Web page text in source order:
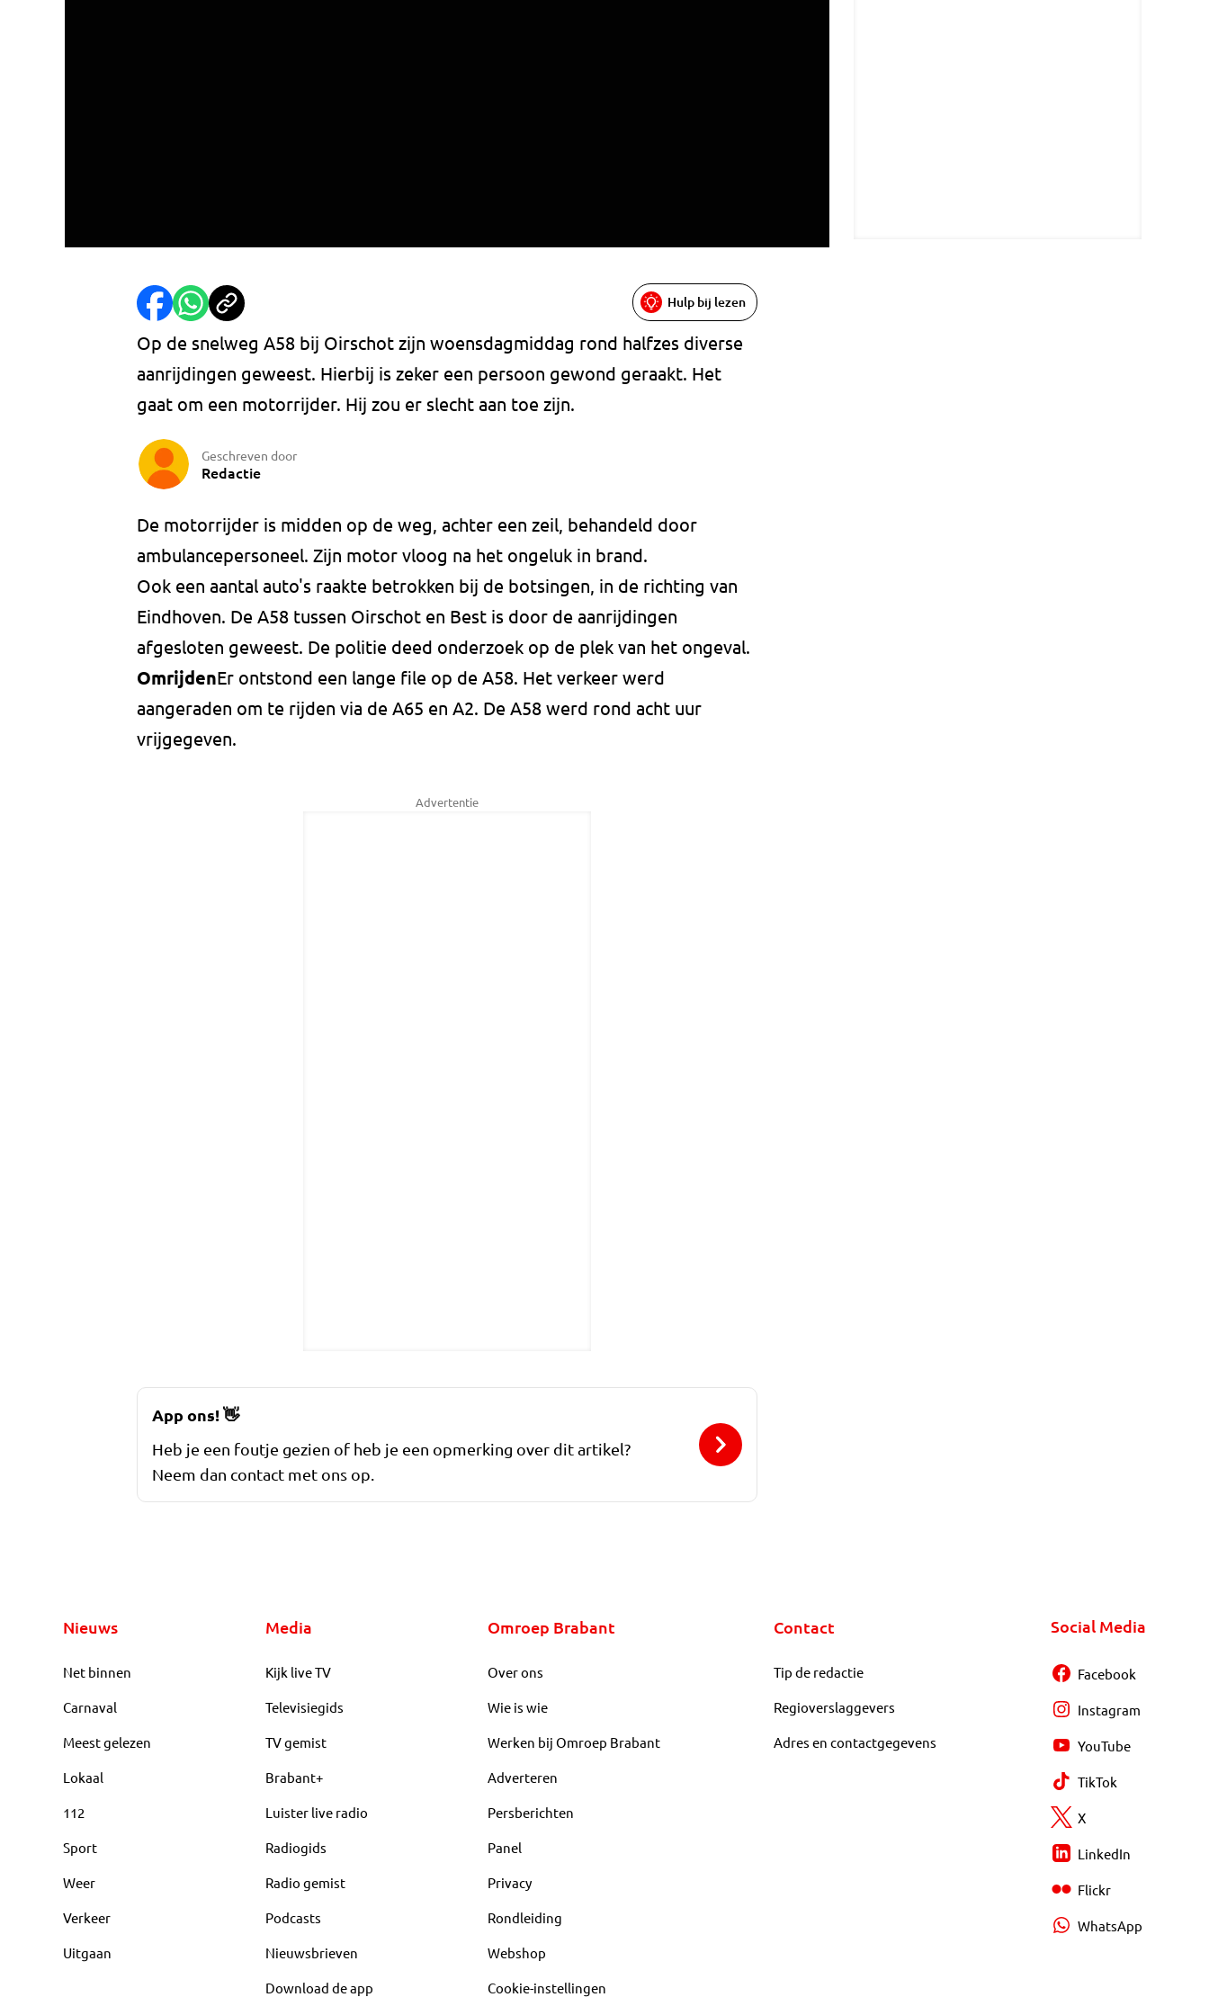
Hulp bij lezen
Op de snelweg A58 bij Oirschot zijn woensdagmiddag rond halfzes diverse
aanrijdingen geweest. Hierbij is zeker een persoon gewond geraakt. Het
gaat om een motorrijder. Hij zou er slecht aan toe zijn.
Geschreven door
Redactie
De motorrijder is midden op de weg, achter een zeil, behandeld door
ambulancepersoneel. Zijn motor vloog na het ongeluk in brand.
Ook een aantal auto's raakte betrokken bij de botsingen, in de richting van
Eindhoven. De A58 tussen Oirschot en Best is door de aanrijdingen
afgesloten geweest. De politie deed onderzoek op de plek van het ongeval.
OmrijdenEr ontstond een lange file op de A58. Het verkeer werd
aangeraden om te rijden via de A65 en A2. De A58 werd rond acht uur
vrijgegeven.
Advertentie
App ons!👋
Heb je een foutje gezien of heb je een opmerking over dit artikel?
Neem dan contact met ons op.
Nieuws
Net binnen
Carnaval
Meest gelezen
Lokaal
112
Sport
Weer
Verkeer
Uitgaan
Media
Kijk live TV
Televisiegids
TV gemist
Brabant+
Luister live radio
Radiogids
Radio gemist
Podcasts
Nieuwsbrieven
Download de app
Omroep Brabant
Over ons
Wie is wie
Werken bij Omroep Brabant
Adverteren
Persberichten
Panel
Privacy
Rondleiding
Webshop
Cookie-instellingen
Contact
Tip de redactie
Regioverslaggevers
Adres en contactgegevens
Social Media
Facebook
Instagram
YouTube
TikTok
X
LinkedIn
Flickr
WhatsApp